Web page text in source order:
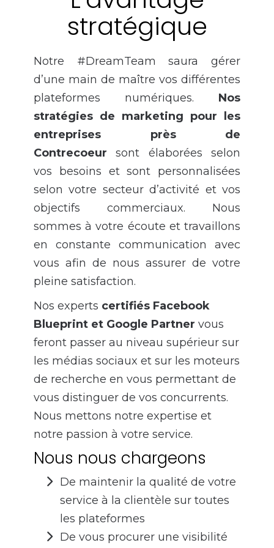
stratégique
Notre #DreamTeam saura gérer
d’une main de maître vos différentes
plateformes numériques. Nos
stratégies de marketing pour les
entreprises près de
Contrecoeur sont élaborées selon
vos besoins et sont personnalisées
selon votre secteur d’activité et vos
objectifs commerciaux. Nous
sommes à votre écoute et travaillons
en constante communication avec
vous afin de nous assurer de votre
pleine satisfaction.
Nos experts certifiés Facebook
Blueprint et Google Partner vous
feront passer au niveau supérieur sur
les médias sociaux et sur les moteurs
de recherche en vous permettant de
vous distinguer de vos concurrents.
Nous mettons notre expertise et
notre passion à votre service.
Nous nous chargeons
De maintenir la qualité de votre
service à la clientèle sur toutes
les plateformes
De vous procurer une visibilité